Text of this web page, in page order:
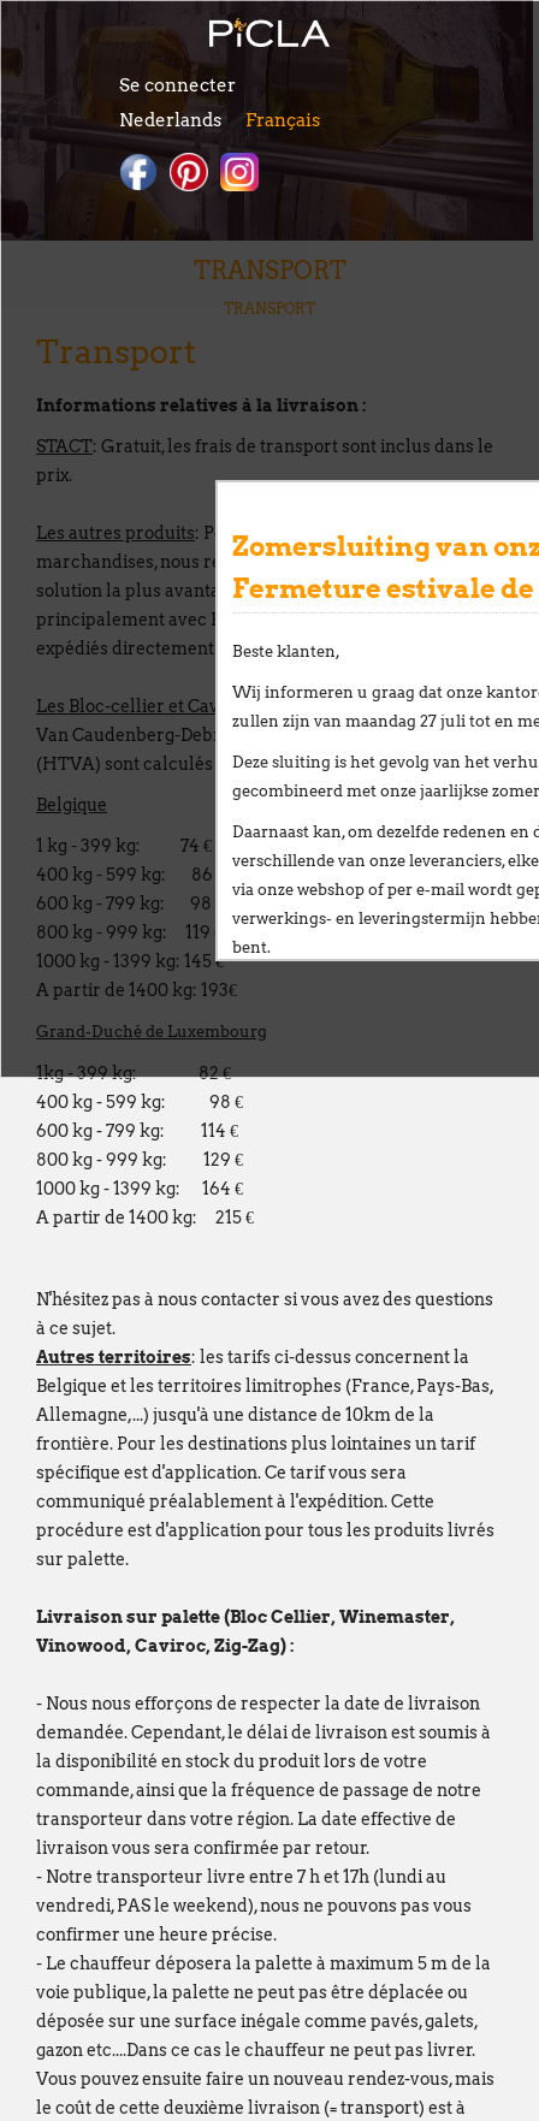
Se connecter
Nederlands
Français
TRANSPORT
TRANSPORT
Transport
Informations relatives à la livraison :
STACT: Gratuit, les frais de transport sont inclus dans le
prix.
Les autres produits: Pour l'expédition de nos
marchandises, nous recherchons constamment la
solution la plus avantageuse. Nous travaillons
principalement avec Bpost et GLS; certains produits sont
expédiés directement depuis l'usine.
Les Bloc-cellier et Caviroc
sont livrés par les Transports
Van Caudenberg-Debrouwer. Les frais de transport
(HTVA) sont calculés selon le poids:
Belgique
1 kg - 399 kg: 74 €
400 kg - 599 kg: 86 €
600 kg - 799 kg: 98 €
800 kg - 999 kg: 119 €
1000 kg - 1399 kg: 145 €
A partir de 1400 kg: 193€
Grand-Duché de Luxembourg
1kg - 399 kg: 82 €
400 kg - 599 kg: 98 €
600 kg - 799 kg: 114 €
800 kg - 999 kg: 129 €
1000 kg - 1399 kg: 164 €
A partir de 1400 kg: 215 €
N'hésitez pas à nous contacter si vous avez des questions
à ce sujet.
Autres territoires: les tarifs ci-dessus concernent la
Belgique et les territoires limitrophes (France, Pays-Bas,
Allemagne,...) jusqu'à une distance de 10km de la
frontière. Pour les destinations plus lointaines un tarif
spécifique est d'application. Ce tarif vous sera
communiqué préalablement à l'expédition. Cette
procédure est d'application pour tous les produits livrés
sur palette.
Livraison sur palette (Bloc Cellier, Winemaster,
Vinowood, Caviroc, Zig-Zag) :
- Nous nous efforçons de respecter la date de livraison
demandée. Cependant, le délai de livraison est soumis à
la disponibilité en stock du produit lors de votre
commande, ainsi que la fréquence de passage de notre
transporteur dans votre région. La date effective de
livraison vous sera confirmée par retour.
- Notre transporteur livre entre 7 h et 17h (lundi au
vendredi, PAS le weekend), nous ne pouvons pas vous
confirmer une heure précise.
- Le chauffeur déposera la palette à maximum 5 m de la
voie publique, la palette ne peut pas être déplacée ou
déposée sur une surface inégale comme pavés, galets,
gazon etc....Dans ce cas le chauffeur ne peut pas livrer.
Vous pouvez ensuite faire un nouveau rendez-vous, mais
le coût de cette deuxième livraison (= transport) est à
Zomersluiting van
Fermeture estivale
Beste klanten,
Wij informeren u graag dat onze
zullen zijn vanmaandag 27 juli tot en
Deze sluiting is het gevolg van het
gecombineerd met onzejaarlijkse
Daarnaast kan, om dezelfde redenen
verschillende van onze leveranciers,
via onze webshop of per e-mailwordt
verwerkings- en leveringstermijn
bent.
Wij stellen alles in het werk om deze
Broekweg 12W
1601 Sint-Pieters-Leeuw
Wij wensen u een fijne zomer!
Cette fermeture est liée au
qu'à notrefermeture estivale annuelle
Par ailleurs, en raison de ces mêmes
fermeture estivale de plusieurs de nos
qu'à l'habitude.
remercions sincèrement pour votre
À partir dulundi 24 août, nous aurons
dans nos nouveaux locaux à l'adresse
Broekweg 12W
1620 Drogenbos
Nous vous souhaitons un excellent été !
François Dubaere et Géraldine Dubaere